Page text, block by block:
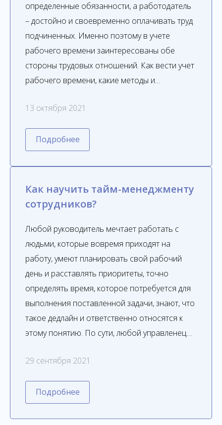
определенные обязанности, а работодатель
– достойно и своевременно оплачивать труд
подчиненных. Именно поэтому в учете
рабочего времени заинтересованы обе
стороны трудовых отношений. Как вести учет
рабочего времени, какие методы и…
13 октября 2021
Подробнее
Как научить тайм-менеджменту
сотрудников?
Любой руководитель мечтает работать с
людьми, которые вовремя приходят на
работу, умеют планировать свой рабочий
день и расставлять приоритеты, точно
определять время, которое потребуется для
выполнения поставленной задачи, знают, что
такое дедлайн и ответственно относятся к
этому понятию. По сути, любой управленец…
29 сентября 2021
Подробнее